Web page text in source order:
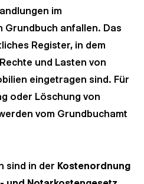
im
Grundbuch anfallen. Das
Register, in dem
und Lasten von
eingetragen sind. Für
oder Löschung von
vom Grundbuchamt
sind in der Kostenordnung